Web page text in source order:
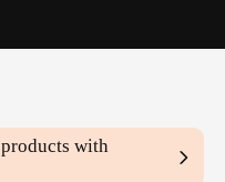
products with